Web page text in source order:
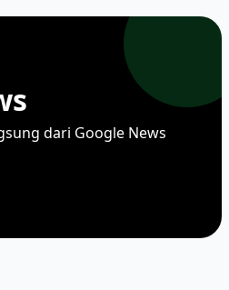
dari Google News